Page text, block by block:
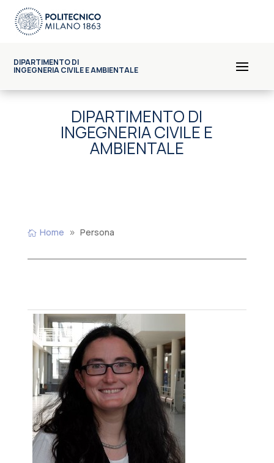
DIPARTIMENTO DI
INGEGNERIA CIVILE E AMBIENTALE
DIPARTIMENTO DI
INGEGNERIA CIVILE E
AMBIENTALE
Home Persona